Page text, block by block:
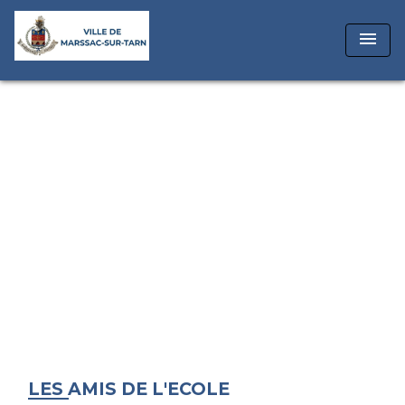
menu
LES AMIS DE L'ECOLE